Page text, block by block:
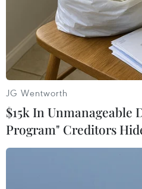
Các nhà sản xuất xe
JG Wentworth
$15k In Unmanageable
Program" Creditors